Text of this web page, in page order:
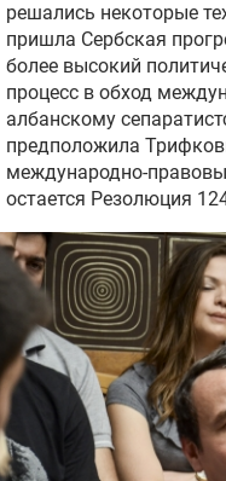
решались некоторые
пришла Сербская
более высокий
процесс в обход
албанскому
предположила
международно-
остается Резолюция